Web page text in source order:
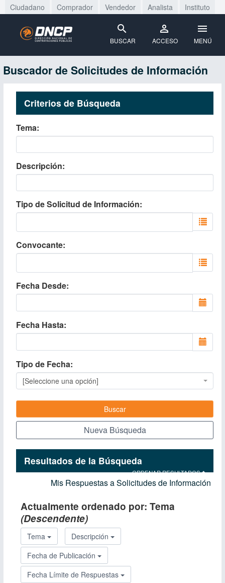
Ciudadano Comprador Vendedor Analista Instituto
BUSCAR ACCESO MENÚ
Buscador de Solicitudes de Información
Criterios de Búsqueda
Tema
Descripción
Tipo de Solicitud de Información
Convocante
Fecha Desde
Fecha Hasta
Tipo de Fecha
[Seleccione una opción]
Buscar
Nueva Búsqueda
Resultados de la Búsqueda
ORDENAR RESULTADOS
Mis Respuestas a Solicitudes de Información
Actualmente ordenado por: Tema
(Descendente)
Tema
Descripción
Fecha de Publicación
Fecha Límite de Respuestas